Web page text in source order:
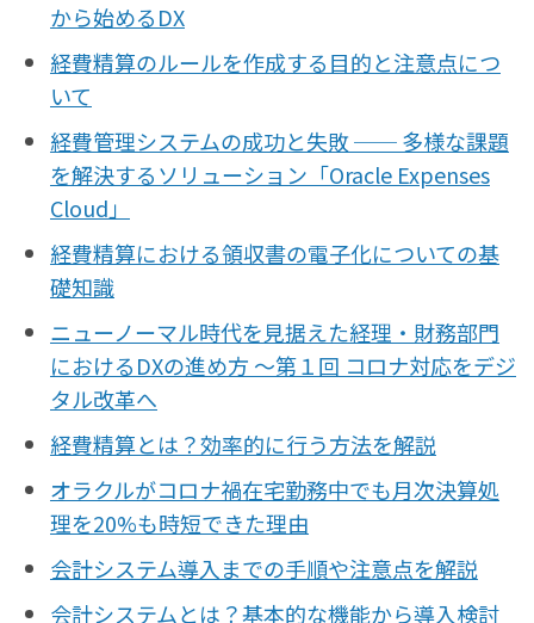
から始めるDX
経費精算のルールを作成する目的と注意点につ
いて
経費管理システムの成功と失敗 ── 多様な課題
を解決するソリューション「Oracle Expenses
Cloud」
経費精算における領収書の電子化についての基
礎知識
ニューノーマル時代を見据えた経理・財務部門
におけるDXの進め方 〜第１回 コロナ対応をデジ
タル改革へ
経費精算とは？効率的に行う方法を解説
オラクルがコロナ禍在宅勤務中でも月次決算処
理を20%も時短できた理由
会計システム導入までの手順や注意点を解説
会計システムとは？基本的な機能から導入検討